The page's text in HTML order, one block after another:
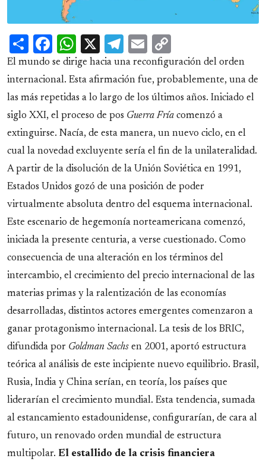
ShareFacebook
WhatsApp
X Telegram
Email
Link
El mundo se dirige hacia una reconfiguración del orden
internacional. Esta afirmación fue, probablemente, una de
las más repetidas a lo largo de los últimos años. Iniciado el
siglo XXI, el proceso de pos Guerra Fría comenzó a
extinguirse. Nacía, de esta manera, un nuevo ciclo, en el
cual la novedad excluyente sería el fin de la unilateralidad.
A partir de la disolución de la Unión Soviética en 1991,
Estados Unidos gozó de una posición de poder
virtualmente absoluta dentro del esquema internacional.
Este escenario de hegemonía norteamericana comenzó,
iniciada la presente centuria, a verse cuestionado. Como
consecuencia de una alteración en los términos del
intercambio, el crecimiento del precio internacional de las
materias primas y la ralentización de las economías
desarrolladas, distintos actores emergentes comenzaron a
ganar protagonismo internacional. La tesis de los BRIC,
difundida por Goldman Sachs en 2001, aportó estructura
teórica al análisis de este incipiente nuevo equilibrio. Brasil,
Rusia, India y China serían, en teoría, los países que
liderarían el crecimiento mundial. Esta tendencia, sumada
al estancamiento estadounidense, configurarían, de cara al
futuro, un renovado orden mundial de estructura
multipolar. El estallido de la crisis financiera